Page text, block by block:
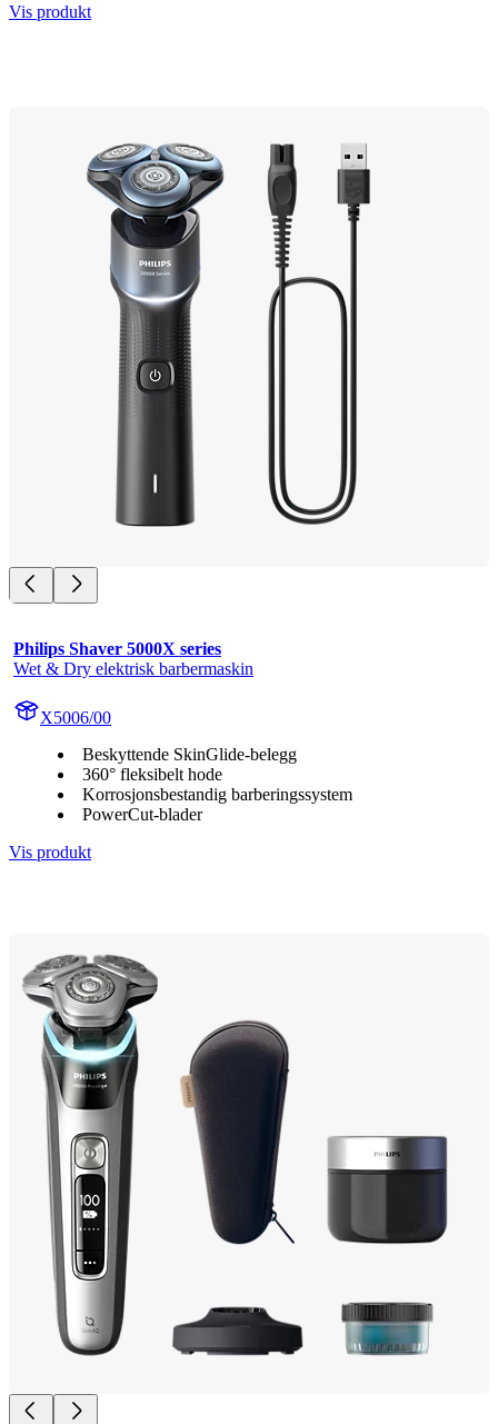
Vis produkt
Philips Shaver 5000X series
Wet & Dry elektrisk barbermaskin
X5006/00
Beskyttende SkinGlide-belegg
360° fleksibelt hode
Korrosjonsbestandig barberingssystem
PowerCut-blader
Vis produkt